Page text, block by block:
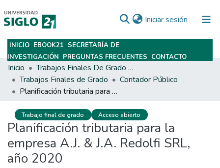
Iniciar sesión (current)
Subir
INICIO EBOOK21 SECRETARÍA DE
INVESTIGACIÓN PREGUNTAS FRECUENTES CONTACTO
Inicio
Trabajos Finales De Grado Y Posgrado
Trabajos Finales de Grado
Contador Público
Planificación tributaria para la empresa A.J. & J.A. Redolfi SRL, año 2020
Trabajo final de grado Acceso abierto
Planificación tributaria para la
empresa A.J. & J.A. Redolfi SRL,
año 2020